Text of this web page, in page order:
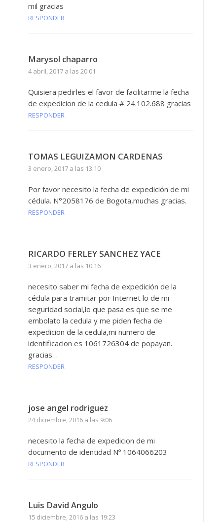
mil gracias
RESPONDER
Marysol chaparro
4 abril, 2017 a las 20:01
Quisiera pedirles el favor de facilitarme la fecha
de expedicion de la cedula # 24.102.688 gracias
RESPONDER
TOMAS LEGUIZAMON CARDENAS
3 enero, 2017 a las 13:10
Por favor necesito la fecha de expedición de mi
cédula. N°2058176 de Bogota,muchas gracias.
RESPONDER
RICARDO FERLEY SANCHEZ YACE
3 enero, 2017 a las 10:16
necesito saber mi fecha de expedición de la
cédula para tramitar por Internet lo de mi
seguridad social,lo que pasa es que se me
embolato la cedula y me piden fecha de
expedicion de la cedula,mi numero de
identificacion es 1061726304 de popayan.
gracias…
RESPONDER
jose angel rodriguez
24 diciembre, 2016 a las 9:06
necesito la fecha de expedicion de mi
documento de identidad Nº 1064066203
RESPONDER
Luis David Angulo
15 diciembre, 2016 a las 19:23